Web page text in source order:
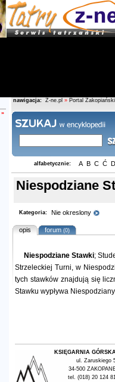
»
nawigacja: Z-ne.pl » Portal Zakopiański
alfabetycznie: A B C Ć D
Niespodziane
Kategoria: Nie okreslony
opis forum(0)
Niespodziane Stawki;
Strzeleckiej Turni, w
tych stawków znajdują się
Stawku wypływa
KSIĘGARNIA
ul. Zaruskiego
34-500
tel. (018) 20 124